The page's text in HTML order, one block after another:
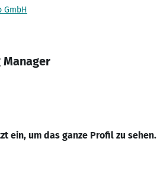
GmbH
ein, um das ganze Profil zu sehen.